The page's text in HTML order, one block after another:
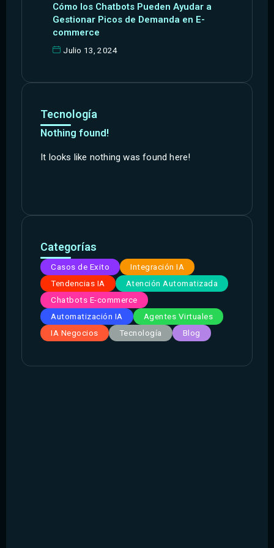
Cómo los Chatbots Pueden Ayudar a
Gestionar Picos de Demanda en E-
commerce
Julio 13, 2024
Tecnología
Nothing found!
It looks like nothing was found here!
Categorías
Casos de Exito
Integración IA
Tendencias IA
Atención Automatizada
Chatbots E-commerce
Automatización IA
Agentes Virtuales
IA Negocios
Tecnología Blog